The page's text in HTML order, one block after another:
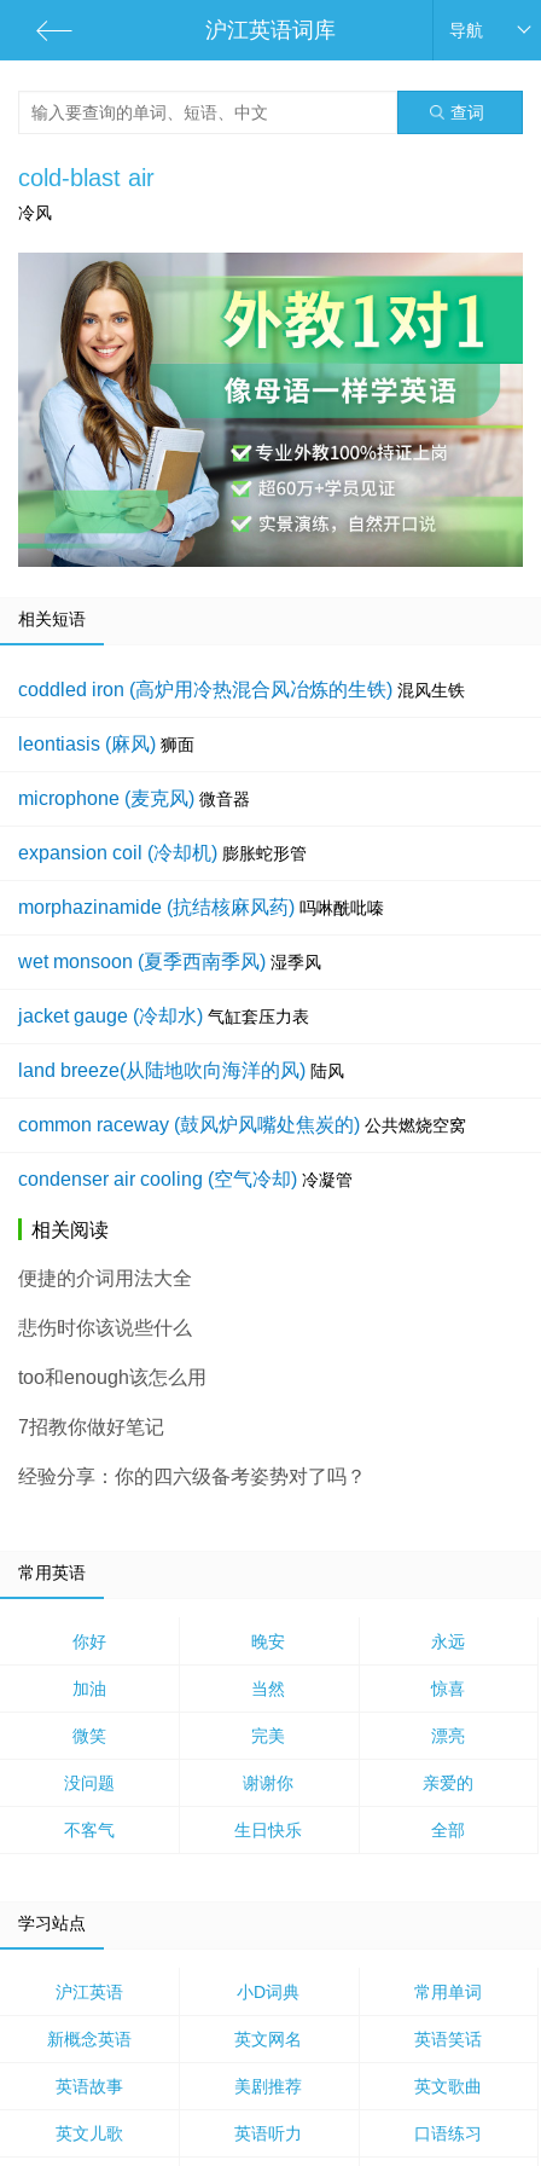
沪江英语词库 导航
查词
cold-blast air
冷风
相关短语
coddled iron (高炉用冷热混合风冶炼的生铁) 混风生铁
leontiasis (麻风) 狮面
microphone (麦克风) 微音器
expansion coil (冷却机) 膨胀蛇形管
morphazinamide (抗结核麻风药) 吗啉酰吡嗪
wet monsoon (夏季西南季风) 湿季风
jacket gauge (冷却水) 气缸套压力表
land breeze(从陆地吹向海洋的风) 陆风
common raceway (鼓风炉风嘴处焦炭的) 公共燃烧空窝
condenser air cooling (空气冷却) 冷凝管
相关阅读
便捷的介词用法大全
悲伤时你该说些什么
too和enough该怎么用
7招教你做好笔记
经验分享：你的四六级备考姿势对了吗？
常用英语
你好 晚安 永远
加油 当然 惊喜
微笑 完美 漂亮
没问题 谢谢你 亲爱的
不客气 生日快乐 全部
学习站点
沪江英语 小D词典 常用单词
新概念英语 英文网名 英语笑话
英语故事 美剧推荐 英文歌曲
英文儿歌 英语听力 口语练习